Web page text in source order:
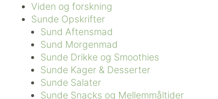
Viden og forskning
Sunde Opskrifter
Sund Aftensmad
Sund Morgenmad
Sunde Drikke og Smoothies
Sunde Kager & Desserter
Sunde Salater
Sunde Snacks og Mellemmåltider